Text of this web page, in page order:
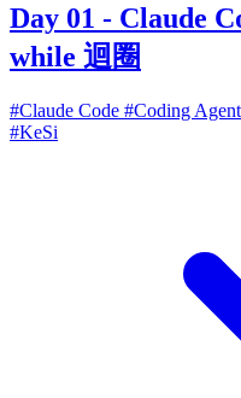
Day 01 - Claude
while 迴圈
#Claude Code #Coding Agent
#KeSi